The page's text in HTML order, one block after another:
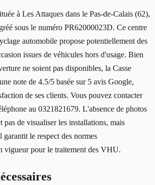
à Les Attaques dans le Pas-de-Calais (62),
sous le numéro PR62000023D. Ce centre
automobile propose potentiellement des
issues de véhicules hors d'usage. Bien
ne soient pas disponibles, la Casse
note de 4.5/5 basée sur 5 avis Google,
de ses clients. Vous pouvez contacter
au 0321821679. L'absence de photos
pas de visualiser les installations, mais
garantit le respect des normes
vigueur pour le traitement des VHU.